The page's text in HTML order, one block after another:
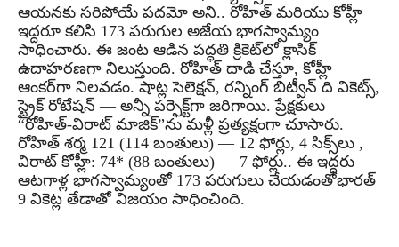
ఆయనకు సరిపోయే పదమో అని.. రోహిత్ మరియు కోహ్లీ
ఇద్దరూ కలిసి 173 పరుగుల అజేయ భాగస్వామ్యం
సాధించారు. ఈ జంట ఆడిన పద్ధతి క్రికెట్‌లో క్లాసిక్
ఉదాహరణగా నిలుస్తుంది. రోహిత్ దాడి చేస్తూ, కోహ్లీ
ఆంకర్‌గా నిలవడం. షాట్ల సెలెక్షన్, రన్నింగ్ బిట్వీన్ ది వికెట్స్,
స్ట్రైక్ రోటేషన్ — అన్నీ పర్ఫెక్ట్‌గా జరిగాయి. ప్రేక్షకులు
“రోహిత్-విరాట్ మాజిక్”ను మళ్లీ ప్రత్యక్షంగా చూసారు.
రోహిత్ శర్మ 121 (114 బంతులు) — 12 ఫోర్లు, 4 సిక్స్‌లు ,
విరాట్ కోహ్లీ: 74* (88 బంతులు) — 7 ఫోర్లు.. ఈ ఇద్దరు
ఆటగాళ్ల భాగస్వామ్యంతో 173 పరుగులు చేయడంతోభారత్
9 వికెట్ల తేడాతో విజయం సాధించింది.